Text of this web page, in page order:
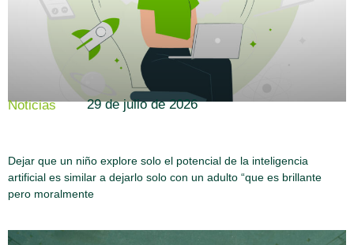
Noticias
Dejar que un niño explore solo el potencial de la inteligencia
artificial es similar a dejarlo solo con un adulto “que es brillante
pero moralmente
29 de julio de 2026